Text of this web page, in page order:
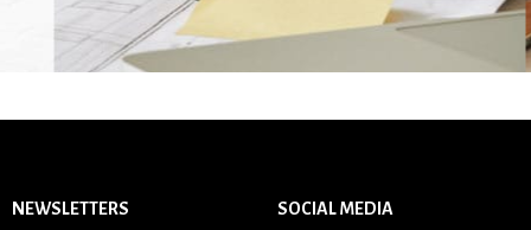
NEWSLETTERS SOCIAL MEDIA